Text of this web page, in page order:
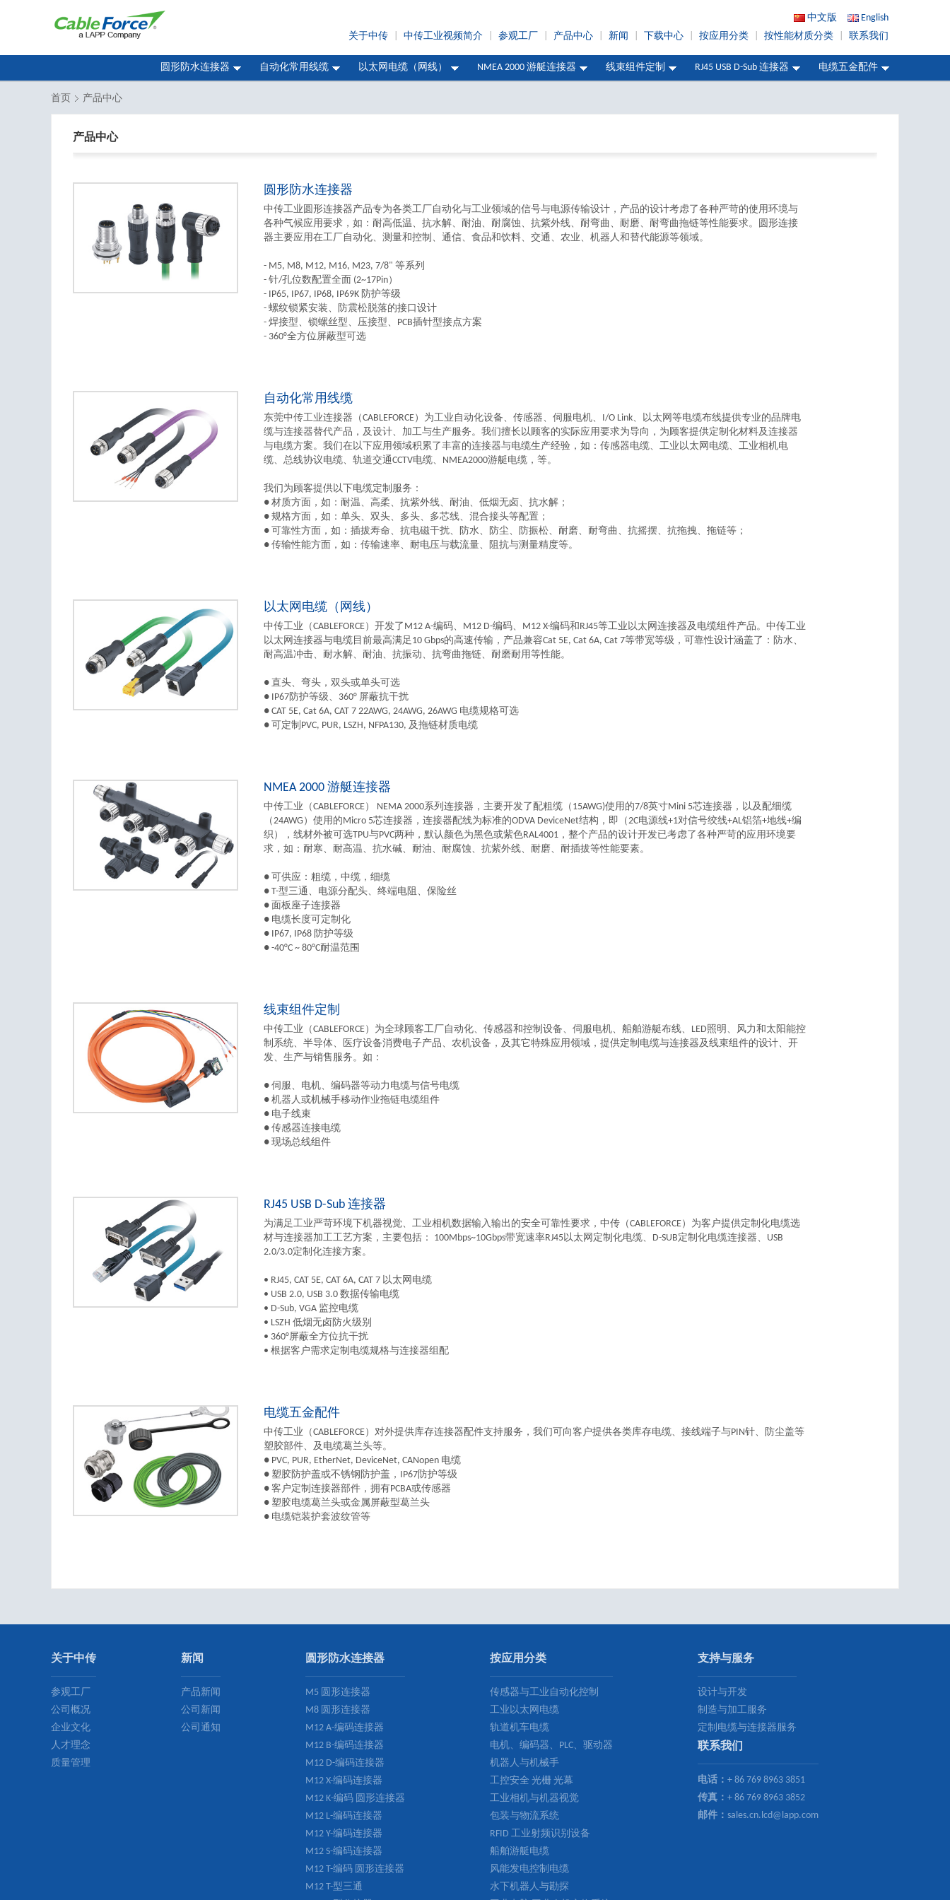
中文版
English
关于中传
中传工业视频简介 参观工厂 产品中心 新闻 下载中心 按应用分类 按性能材质分类 联系我们
圆形防水连接器 自动化常用线缆 以太网电缆（网线） NMEA 2000 游艇连接器 线束组件定制 RJ45 USB D-Sub 连接器 电缆五金配件
首页 产品中心
产品中心
圆形防水连接器
中传工业圆形连接器产品专为各类工厂自动化与工业领域的信号与电源传输设计，产品的设计考虑了各种严苛的使用环境与
各种气候应用要求，如：耐高低温、抗水解、耐油、耐腐蚀、抗紫外线、耐弯曲、耐磨、耐弯曲拖链等性能要求。圆形连接
器主要应用在工厂自动化、测量和控制、通信、食品和饮料、交通、农业、机器人和替代能源等领域。
- M5, M8, M12, M16, M23, 7/8" 等系列
- 针/孔位数配置全面 (2~17Pin）
- IP65, IP67, IP68, IP69K 防护等级
- 螺纹锁紧安装、防震松脱落的接口设计
- 焊接型、锁螺丝型、压接型、PCB插针型接点方案
- 360°全方位屏蔽型可选
自动化常用线缆
东莞中传工业连接器（CABLEFORCE）为工业自动化设备、传感器、伺服电机、I/O Link、以太网等电缆布线提供专业的品牌电
缆与连接器替代产品，及设计、加工与生产服务。我们擅长以顾客的实际应用要求为导向，为顾客提供定制化材料及连接器
与电缆方案。我们在以下应用领域积累了丰富的连接器与电缆生产经验，如：传感器电缆、工业以太网电缆、工业相机电
缆、总线协议电缆、轨道交通CCTV电缆、NMEA2000游艇电缆，等。
我们为顾客提供以下电缆定制服务：
● 材质方面，如：耐温、高柔、抗紫外线、耐油、低烟无卤、抗水解；
● 规格方面，如：单头、双头、多头、多芯线、混合接头等配置；
● 可靠性方面，如：插拔寿命、抗电磁干扰、防水、防尘、防振松、耐磨、耐弯曲、抗摇摆、抗拖拽、拖链等；
● 传输性能方面，如：传输速率、耐电压与载流量、阻抗与测量精度等。
以太网电缆（网线）
中传工业（CABLEFORCE）开发了M12 A-编码、M12 D-编码、M12 X-编码和RJ45等工业以太网连接器及电缆组件产品。中传工业
以太网连接器与电缆目前最高满足10 Gbps的高速传输，产品兼容Cat 5E, Cat 6A, Cat 7等带宽等级，可靠性设计涵盖了：防水、
耐高温冲击、耐水解、耐油、抗振动、抗弯曲拖链、耐磨耐用等性能。
● 直头、弯头，双头或单头可选
● IP67防护等级、360° 屏蔽抗干扰
● CAT 5E, Cat 6A, CAT 7 22AWG, 24AWG, 26AWG 电缆规格可选
● 可定制PVC, PUR, LSZH, NFPA130, 及拖链材质电缆
NMEA 2000 游艇连接器
中传工业（CABLEFORCE） NEMA 2000系列连接器，主要开发了配粗缆（15AWG)使用的7/8英寸Mini 5芯连接器，以及配细缆
（24AWG）使用的Micro 5芯连接器，连接器配线为标准的ODVA DeviceNet结构，即（2C电源线+1对信号绞线+AL铝箔+地线+编
织），线材外被可选TPU与PVC两种，默认颜色为黑色或紫色RAL4001，整个产品的设计开发已考虑了各种严苛的应用环境要
求，如：耐寒、耐高温、抗水碱、耐油、耐腐蚀、抗紫外线、耐磨、耐插拔等性能要素。
● 可供应：粗缆，中缆，细缆
● T-型三通、电源分配头、终端电阻、保险丝
● 面板座子连接器
● 电缆长度可定制化
● IP67, IP68 防护等级
● -40°C ~ 80°C耐温范围
线束组件定制
中传工业（CABLEFORCE）为全球顾客工厂自动化、传感器和控制设备、伺服电机、船舶游艇布线、LED照明、风力和太阳能控
制系统、半导体、医疗设备消费电子产品、农机设备，及其它特殊应用领域，提供定制电缆与连接器及线束组件的设计、开
发、生产与销售服务。如：
● 伺服、电机、编码器等动力电缆与信号电缆
● 机器人或机械手移动作业拖链电缆组件
● 电子线束
● 传感器连接电缆
● 现场总线组件
RJ45 USB D-Sub 连接器
为满足工业严苛环境下机器视觉、工业相机数据输入输出的安全可靠性要求，中传（CABLEFORCE）为客户提供定制化电缆选
材与连接器加工工艺方案，主要包括： 100Mbps~10Gbps带宽速率RJ45以太网定制化电缆、D-SUB定制化电缆连接器、USB
2.0/3.0定制化连接方案。
• RJ45, CAT 5E, CAT 6A, CAT 7 以太网电缆
• USB 2.0, USB 3.0 数据传输电缆
• D-Sub, VGA 监控电缆
• LSZH 低烟无卤防火级别
• 360°屏蔽全方位抗干扰
• 根据客户需求定制电缆规格与连接器组配
电缆五金配件
中传工业（CABLEFORCE）对外提供库存连接器配件支持服务，我们可向客户提供各类库存电缆、接线端子与PIN针、防尘盖等
塑胶部件、及电缆葛兰头等。
● PVC, PUR, EtherNet, DeviceNet, CANopen 电缆
● 塑胶防护盖或不锈钢防护盖，IP67防护等级
● 客户定制连接器部件，拥有PCBA或传感器
● 塑胶电缆葛兰头或金属屏蔽型葛兰头
● 电缆铠装护套波纹管等
关于中传
参观工厂
公司概况
企业文化
人才理念
质量管理
新闻
产品新闻
公司新闻
公司通知
圆形防水连接器
M5 圆形连接器
M8 圆形连接器
M12 A-编码连接器
M12 B-编码连接器
M12 D-编码连接器
M12 X-编码连接器
M12 K-编码 圆形连接器
M12 L-编码连接器
M12 Y-编码连接器
M12 S-编码连接器
M12 T-编码 圆形连接器
M12 T-型三通
按应用分类
传感器与工业自动化控制
工业以太网电缆
轨道机车电缆
电机、编码器、PLC、驱动器
机器人与机械手
工控安全 光栅 光幕
工业相机与机器视觉
包装与物流系统
RFID 工业射频识别设备
船舶游艇电缆
风能发电控制电缆
水下机器人与勘探
支持与服务
设计与开发
制造与加工服务
定制电缆与连接器服务
联系我们
电话： + 86 769 8963 3851
传真： + 86 769 8963 3852
邮件： sales.cn.lcd@lapp.com